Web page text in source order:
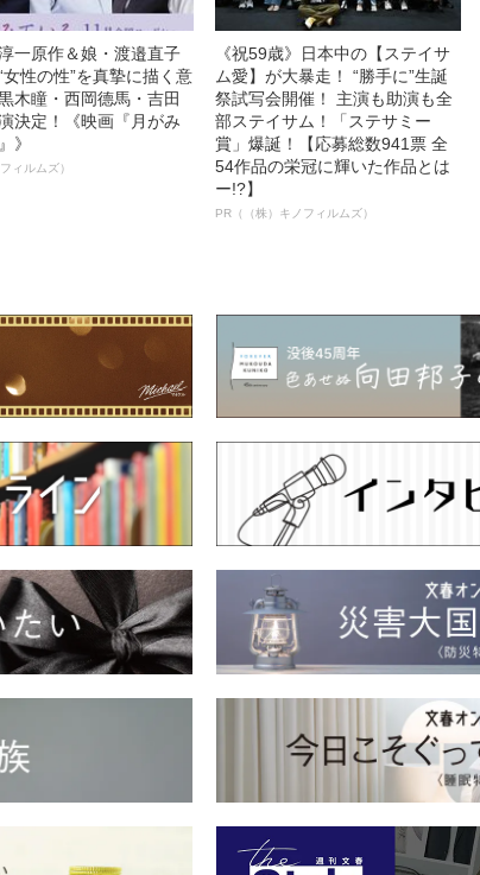
淳一原作＆娘・渡邉直子
女性の性”を真摯に描く意
木瞳・西岡德馬・吉田
決定！《映画『月がみ
》
ィルムズ）
《祝59歳》日本中の【ステイサ
ム愛】が大暴走！ “勝手に”生誕
祭試写会開催！ 主演も助演も全
部ステイサム！「ステサミー
賞」爆誕！【応募総数941票 全
54作品の栄冠に輝いた作品とは
ー!?】
PR（（株）キノフィルムズ）